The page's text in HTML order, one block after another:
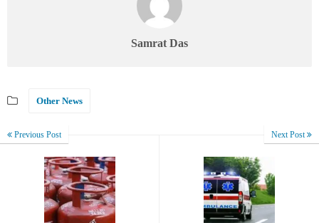
Samrat Das
Other News
Previous Post Next Post